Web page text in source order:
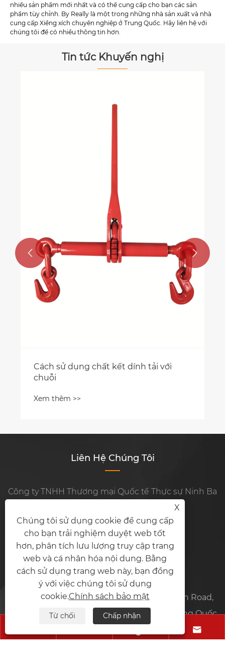
nhiều sản phẩm mới nhất và có thể cung cấp cho bạn các sản
phẩm tùy chỉnh. By Really là một trong những nhà sản xuất và nhà
cung cấp Xiềng xích chuyên nghiệp ở Trung Quốc. Hãy liên hệ với
chúng tôi để có nhiều thông tin hơn.
Tin tức Khuyến nghị
Cách sử dụng chất kết dính tải với
chuỗi
Xem thêm >>
 
Liên Hệ Chúng Tôi
Công ty TNHH Thương mại Quốc tế Thực sự Ninh Ba
di động:+86-15924329663
Số fax:+86-574-28865666
E-mail:jessica@chinawbl.com
Địa chỉ:Fl.29, Hong An Plaza,No.258 Die Yuan Road,
Yinzhou District,315100,Ningbo,Zhejiang,Trung Quốc

X
Chúng tôi sử dụng cookie để cung cấp
cho bạn trải nghiệm duyệt web tốt
hơn, phân tích lưu lượng truy cập trang
web và cá nhân hóa nội dung. Bằng
cách sử dụng trang web này, bạn đồng
ý với việc chúng tôi sử dụng
cookie.Chính sách bảo mật
Từ chối Chấp nhận